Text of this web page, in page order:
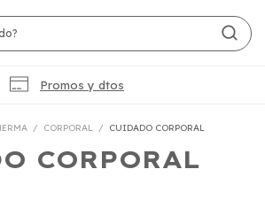
Promos y dtos
/ CORPORAL / CUIDADO CORPORAL
CORPORAL